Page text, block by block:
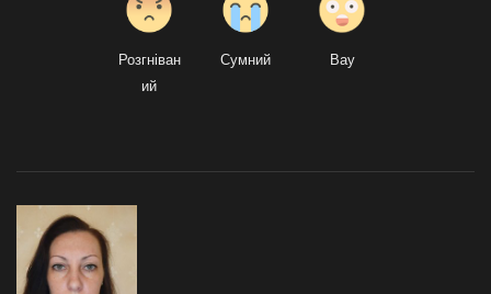
Розгніван
ий
Сумний Вау